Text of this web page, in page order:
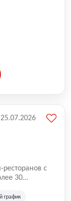
с
4,9.
график
25.07.2026